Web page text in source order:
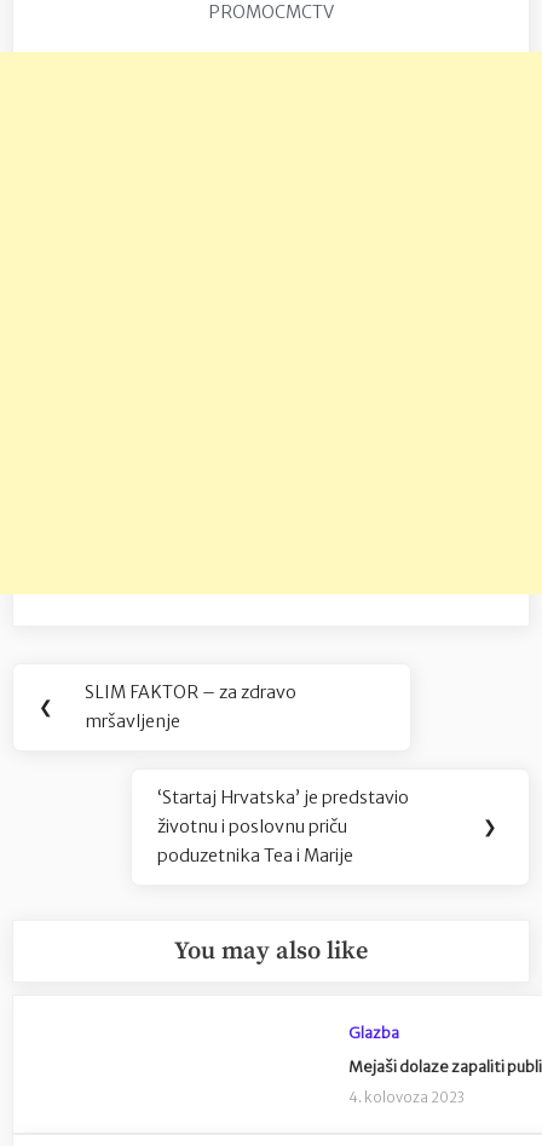
PROMOCMCTV
Navigacija
objava
❮
Previous
Post:
SLIM FAKTOR – za zdravo
mršavljenje
Next
Post:
‘Startaj Hrvatska’ je predstavio
životnu i poslovnu priču
poduzetnika Tea i Marije
❯
You may also like
Glazba
Mejaši dolaze zapaliti
4. kolovoza 2023